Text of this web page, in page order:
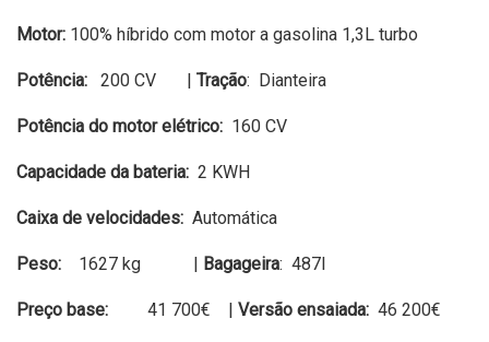
Motor: 100% híbrido com motor a gasolina 1,3L turbo
Potência: 200 CV | Tração: Dianteira
Potência do motor elétrico: 160 CV
Capacidade da bateria: 2 KWH
Caixa de velocidades: Automática
Peso: 1627 kg | Bagageira: 487l
Preço base: 41 700€ | Versão ensaiada: 46 200€